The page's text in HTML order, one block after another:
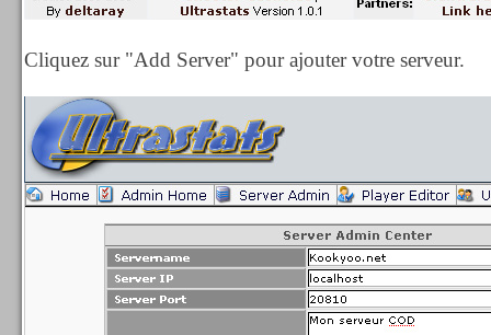
Cliquez sur "Add Server" pour ajouter votre serveur.